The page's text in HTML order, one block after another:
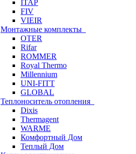
ITAP
FIV
VIEIR
Монтажные комплекты
OTER
Rifar
ROMMER
Royal Thermo
Millennium
UNI-FITT
GLOBAL
Теплоноситель отопления
Dixis
Thermagent
WARME
Комфортный Дом
Теплый Дом